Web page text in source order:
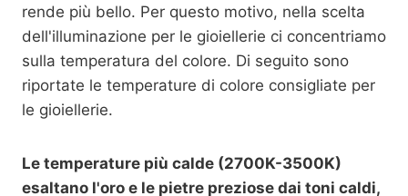
rende più bello. Per questo motivo, nella scelta
dell'illuminazione per le gioiellerie ci concentriamo
sulla temperatura del colore. Di seguito sono
riportate le temperature di colore consigliate per
le gioiellerie.
Le temperature più calde (2700K-3500K)
esaltano l'oro e le pietre preziose dai toni caldi,